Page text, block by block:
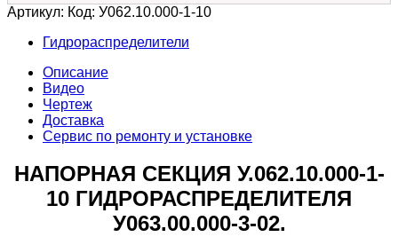
Артикул: Код: У062.10.000-1-10
Гидрораспределители
Описание
Видео
Чертеж
Доставка
Сервис по ремонту и установке
НАПОРНАЯ СЕКЦИЯ У.062.10.000-1-
10 ГИДРОРАСПРЕДЕЛИТЕЛЯ
У063.00.000-3-02.